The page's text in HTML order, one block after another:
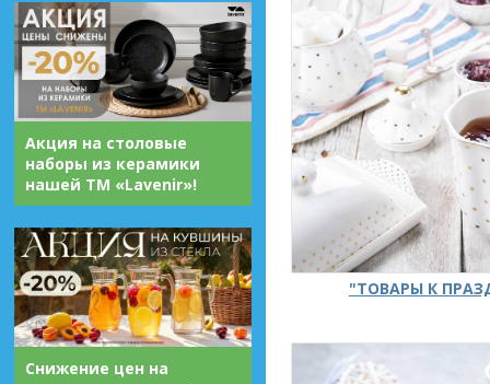
Акция на столовые
наборы из керамики
нашей ТМ «Lavenir»!
Снижение цен на
"ТОВАРЫ К